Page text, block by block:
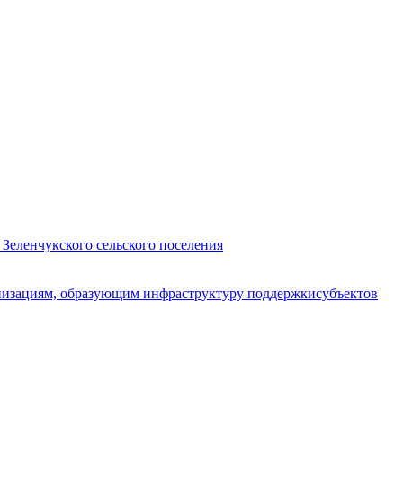
сельского поселения
образующим инфраструктуру поддержкисубъектов